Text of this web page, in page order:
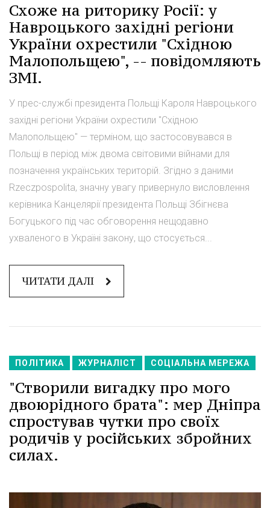
Схоже на риторику Росії: у
Навроцького західні регіони
України охрестили "Східною
Малопольщею", -- повідомляють
ЗМІ.
У прес-службі президента Польщі Кароля Навроцького
західні регіони України охрестили "Східною
Малопольщею" — терміном, що застосовувався в
Польщі в період між двома світовими війнами для
позначення українських територій. Згідно з даними
Rzeczpospolita, значну увагу привернуло висловлення
керівника Канцелярії президента Польщі Збігнєва
Богуцького під час обговорення нещодавно
ухваленого в Україні закону, що стосується...
ЧИТАТИ ДАЛІ
ПОЛІТИКА ЖУРНАЛІСТ СОЦІАЛЬНА МЕРЕЖА
"Створили вигадку про мого
двоюрідного брата": мер Дніпра
спростував чутки про своїх
родичів у російських збройних
силах.